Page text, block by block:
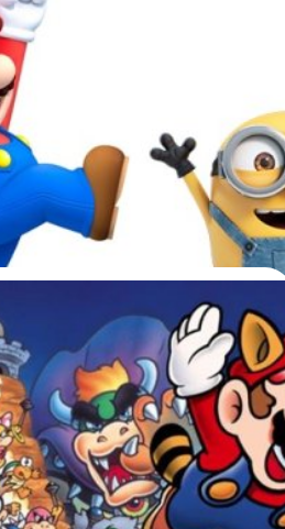
Mario จะถูกสร้างโดย
ได้รับการยืนยันว่าจะถูกสร้าง
ago
เกม Mario 3 ให้จบ
ยสถิติ
Mario 3 ให้จบเร็วที่สุด
ago